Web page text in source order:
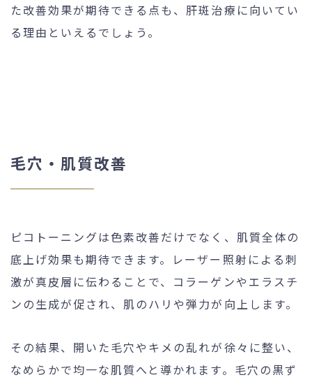
た改善効果が期待できる点も、肝斑治療に向いてい
る理由といえるでしょう。
毛穴・肌質改善
ピコトーニングは色素改善だけでなく、肌質全体の
底上げ効果も期待できます。レーザー照射による刺
激が真皮層に伝わることで、コラーゲンやエラスチ
ンの生成が促され、肌のハリや弾力が向上します。
その結果、開いた毛穴やキメの乱れが徐々に整い、
なめらかで均一な肌質へと導かれます。毛穴の黒ず